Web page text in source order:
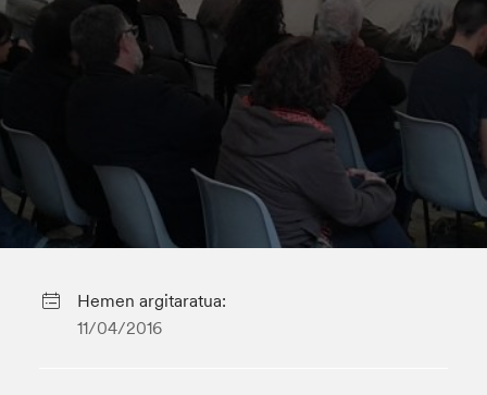
Hemen argitaratua:
11/04/2016